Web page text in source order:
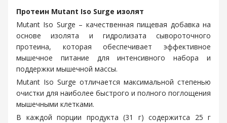
Протеин Mutant Iso Surge изолят
Mutant Iso Surge – качественная пищевая добавка на
основе изолята и гидролизата сывороточного
протеина, которая обеспечивает эффективное
мышечное питание для интенсивного набора и
поддержки мышечной массы.
Mutant Iso Surge отличается максимальной степенью
очистки для наиболее быстрого и полного поглощения
мышечными клетками.
В каждой порции продукта (31 г) содержитca 25 г